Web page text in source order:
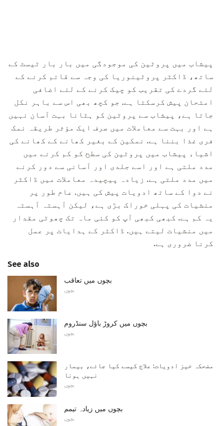
پیشاب میں پروٹین کی موجودگی میں بار بار ٹیسٹ کے
ساتھ، ڈاکٹر پروٹینوریا کی وجہ سے قائم کرنے کے
لئے گردے کی تقریب کو چیک کرنے کے لئے اضافی
امتحان پیش کرسکتا ہے. جو کچھ بھی اس سے باہر نکل
جاتا ہے، پیشاب سے پروٹین کو ہٹانا بہت آسان نہیں
ہے اور بہت سے معاملات میں صرف ایک مؤثر طریقہ نمک
فری غذا بننا ہے. نمکین کے بغیر کھانے کے کھانے کی
اشیاء پیشاب میں پروٹین کی سطح کو کم کرنے میں
مدد ملتی ہے اور اسے جلدی اور آسانی سے دور کرنے
میں مدد ملتی ہے. زیادہ پیچیدہ معاملات میں ڈاکٹر
نے دوا کے ساتھ ادویات پیش کی ہیں. عام طور پر
منشیات کی پہلی خوراک بڑی ہے، لیکن آہستہ آہستہ
یہ کم ہے. کبھی کبھی آپ کو کئی ماہ تک چھوٹی مقدار
میں منشیات لیتے ہیں. ڈاکٹر کے ہدایات پر عمل
کرنا ضروری ہے.
See also
بچوں میں تعاقب
بچوں
بچوں میں کروڑ باؤل سنڈروم
بچوں
مضحکہ خیز ادویات: علاج کیسے کیا جائے، بیمار
نہیں ہونا
بچوں
بچوں میں زیادہ تیمم
بچوں